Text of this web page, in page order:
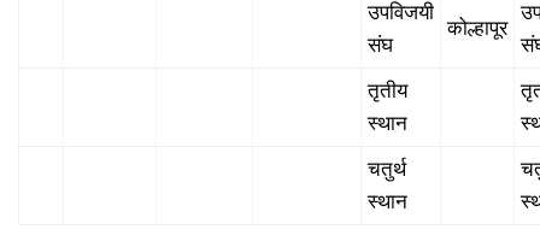
उपविजयी
संघ
कोल्हापूर
तृतीय
स्थान
चतुर्थ
स्थान